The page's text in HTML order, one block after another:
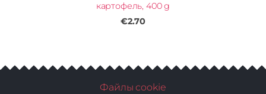
картофель, 400 g
€2.70
Файлы cookie